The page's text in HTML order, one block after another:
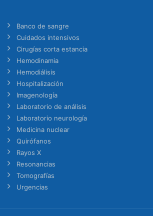
Banco de sangre
Cuidados intensivos
Cirugías corta estancia
Hemodinamia
Hemodiálisis
Hospitalización
Imagenología
Laboratorio de análisis
Laboratorio neurología
Medicina nuclear
Quirófanos
Rayos X
Resonancias
Tomografías
Urgencias